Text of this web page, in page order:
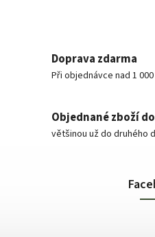
Doprava zdarma
Při objednávce nad 1
Objednané zboží
většinou už do druhého